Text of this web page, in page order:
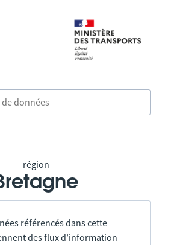
région
référencés dans cette
des flux d’information